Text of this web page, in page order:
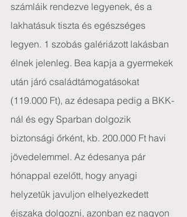
számláik rendezve legyenek, és a
lakhatásuk tiszta és egészséges
legyen. 1 szobás galériázott lakásban
élnek jelenleg. Bea kapja a gyermekek
után járó családtámogatásokat
(119.000 Ft), az édesapa pedig a BKK-
nál és egy Sparban dolgozik
biztonsági őrként, kb. 200.000 Ft havi
jövedelemmel. Az édesanya pár
hónappal ezelőtt, hogy anyagi
helyzetük javuljon elhelyezkedett
éjszaka dolgozni, azonban ez nagyon